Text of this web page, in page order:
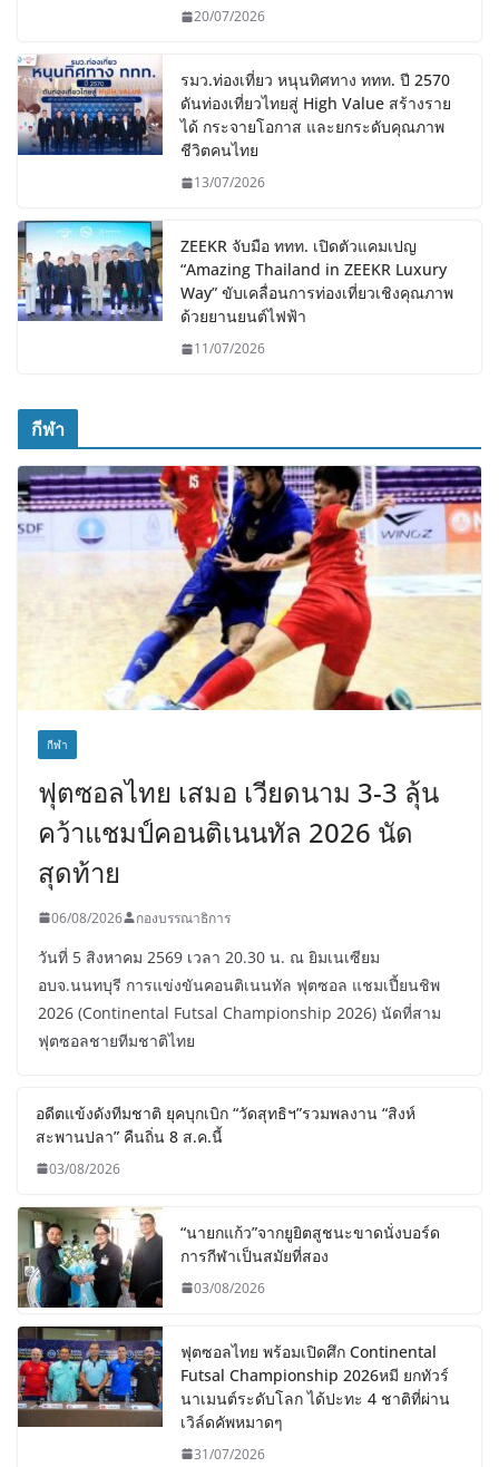
20/07/2026
รมว.ท่องเที่ยว หนุนทิศทาง ททท. ปี 2570
ดันท่องเที่ยวไทยสู่ High Value สร้างราย
ได้ กระจายโอกาส และยกระดับคุณภาพ
ชีวิตคนไทย
13/07/2026
ZEEKR จับมือ ททท. เปิดตัวแคมเปญ
“Amazing Thailand in ZEEKR Luxury
Way” ขับเคลื่อนการท่องเที่ยวเชิงคุณภาพ
ด้วยยานยนต์ไฟฟ้า
11/07/2026
กีฬา
กีฬา
ฟุตซอลไทย เสมอ เวียดนาม 3-3 ลุ้น
คว้าแชมป์คอนติเนนทัล 2026 นัด
สุดท้าย
06/08/2026 กองบรรณาธิการ
วันที่ 5 สิงหาคม 2569 เวลา 20.30 น. ณ ยิมเนเซียม
อบจ.นนทบุรี การแข่งขันคอนติเนนทัล ฟุตซอล แชมเปี้ยนชิพ
2026 (Continental Futsal Championship 2026) นัดที่สาม
ฟุตซอลชายทีมชาติไทย
อดีตแข้งดังทีมชาติ ยุคบุกเบิก “วัดสุทธิฯ”รวมพลงาน “สิงห์
สะพานปลา” คืนถิ่น 8 ส.ค.นี้
03/08/2026
“นายกแก้ว”จากยูยิตสูชนะขาดนั่งบอร์ด
การกีฬาเป็นสมัยที่สอง
03/08/2026
ฟุตซอลไทย พร้อมเปิดศึก Continental
Futsal Championship 2026หมี ยกทัวร์
นาเมนต์ระดับโลก ได้ปะทะ 4 ชาติที่ผ่าน
เวิล์ดคัพหมาดๆ
31/07/2026